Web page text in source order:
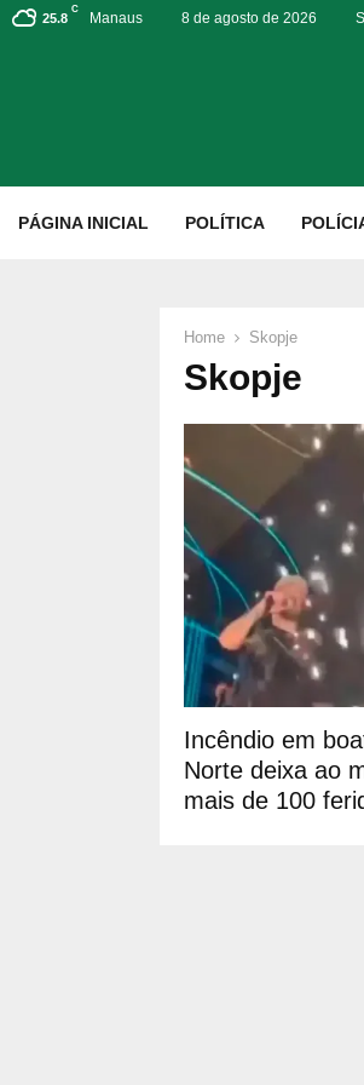
25.8
C
Manaus 8 de agosto de 2026
PÁGINA INICIAL POLÍTICA
Home Skopje
Skopje
Incêndio em
Norte deixa ao
mais de 100